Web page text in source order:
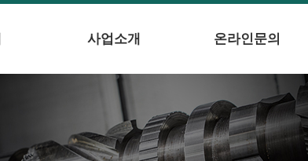
사업소개 온라인문의